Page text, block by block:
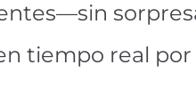
tiempo real